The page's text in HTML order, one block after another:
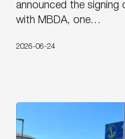
development
a
Based
Air
Defence
announced the
with MBDA, one…
2026-06-24